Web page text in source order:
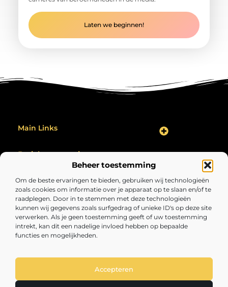
Beheer toestemming
Om de beste ervaringen te bieden, gebruiken wij technologieën
zoals cookies om informatie over je apparaat op te slaan en/of te
raadplegen. Door in te stemmen met deze technologieën
kunnen wij gegevens zoals surfgedrag of unieke ID's op deze site
verwerken. Als je geen toestemming geeft of uw toestemming
intrekt, kan dit een nadelige invloed hebben op bepaalde
functies en mogelijkheden.
Accepteren
Laten we beginnen!
Main Links
Bericht categorie
Volopgezond.nl – Jouw bron van inspirerende
Lees artikelen en blogs over alles wat het leven interessant, verrassend
en de moeite waard maakt.
@2025 All Right Reserved. Design bywww.volopgezond.nl.